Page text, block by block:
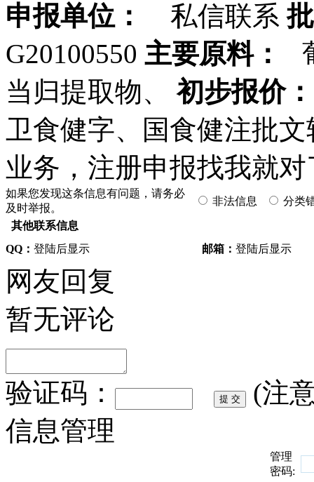
申报单位： 私信联系
G20100550 主要原料：
当归提取物、
初步报价：
卫食健字、国食健注批
业务，注册申报找我就
如果您发现这条信息有问题，请务必
及时举报。
非法信息 分类
其他联系信息
QQ： 登陆后显示 邮箱： 登陆后显示
网友回复
暂无评论
验证码：
(注
信息管理
管理
密码: